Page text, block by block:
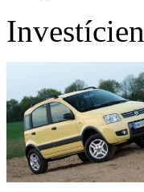
Investície